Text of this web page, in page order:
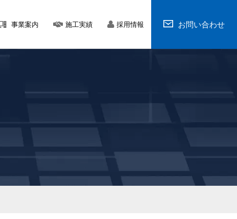
事業案内 施工実績 採用情報 お問い合わせ